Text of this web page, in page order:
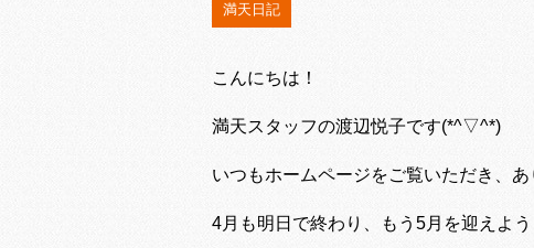
満天日記
こんにちは！
満天スタッフの渡辺悦子です(*^▽^*)
いつもホームページをご覧いただき、あ
4月も明日で終わり、もう5月を迎えよう